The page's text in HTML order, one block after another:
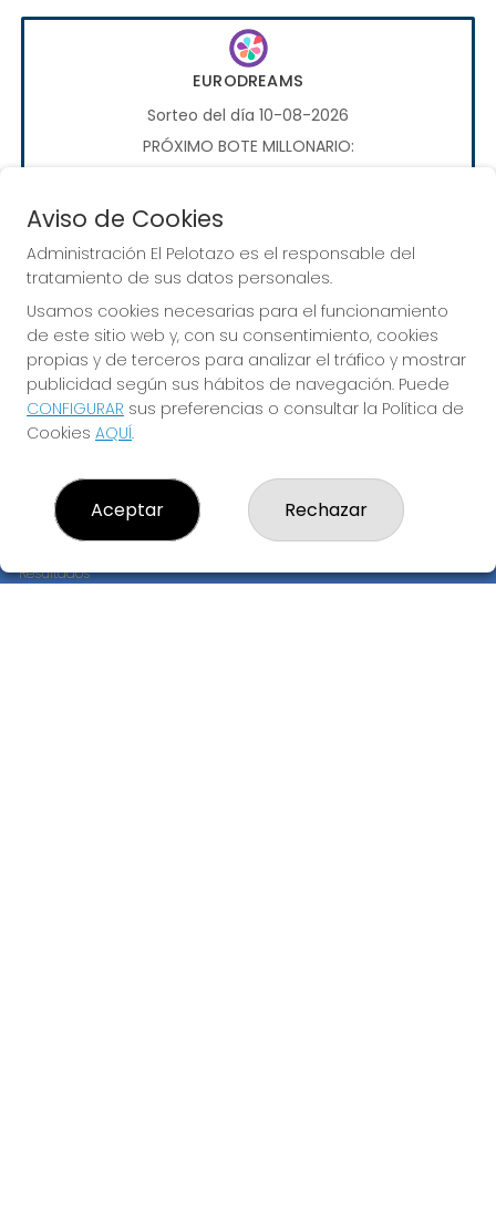
EURODREAMS
Sorteo del día 10-08-2026
PRÓXIMO BOTE MILLONARIO:
JUGAR EURODREAMS
Imagen anterior
ADMINISTRACIÓN EL PELOTAZO
¿Quiénes somos?
Resultados
Aviso de Cookies
Administración El Pelotazo es el responsable del
tratamiento de sus datos personales.
Usamos cookies necesarias para el funcionamiento
de este sitio web y, con su consentimiento, cookies
propias y de terceros para analizar el tráfico y mostrar
publicidad según sus hábitos de navegación. Puede
CONFIGURAR sus preferencias o consultar la Política de
Cookies AQUÍ.
Aceptar Rechazar